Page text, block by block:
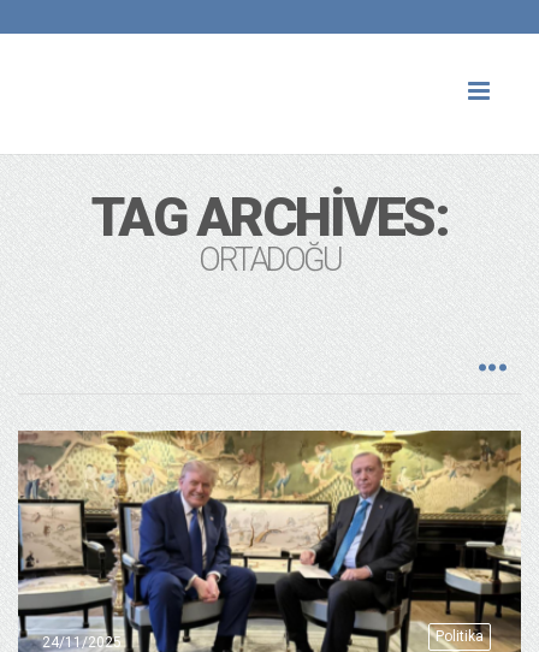
TAG ARCHIVES:
ORTADOĞU
Politika
24/11/2025